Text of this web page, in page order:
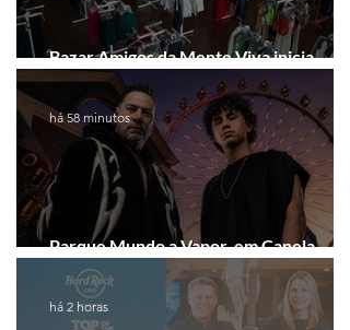
Bazar Amigos da Mente Viva inicia
arrecadação em Gramado e Canela
Parque Mundo a Vapor, em Canela,
recebe festival eletrônico em agosto
há 58 minutos
há 2 horas